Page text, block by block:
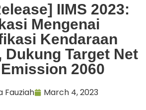
IIMS 2023:
Mengenai
Kendaraan
Dukung Target Net
2060
Fauziah March 4, 2023